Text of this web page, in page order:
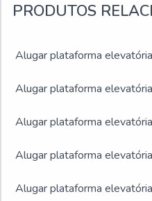
PRODUTOS
Alugar plataforma elevatória
Alugar plataforma
Alugar plataforma
Alugar plataforma
Alugar plataforma